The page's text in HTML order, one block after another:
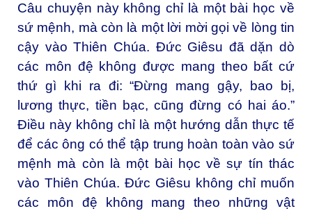
Câu chuyện này không chỉ là một bài học về
sứ mệnh, mà còn là một lời mời gọi về lòng tin
cậy vào Thiên Chúa. Đức Giêsu đã dặn dò
các môn đệ không được mang theo bất cứ
thứ gì khi ra đi: “Đừng mang gậy, bao bị,
lương thực, tiền bạc, cũng đừng có hai áo.”
Điều này không chỉ là một hướng dẫn thực tế
để các ông có thể tập trung hoàn toàn vào sứ
mệnh mà còn là một bài học về sự tín thác
vào Thiên Chúa. Đức Giêsu không chỉ muốn
các môn đệ không mang theo những vật